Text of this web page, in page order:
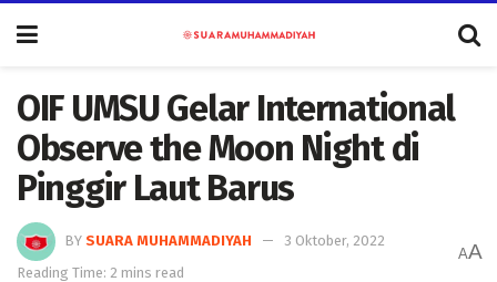
OIF UMSU Gelar International
Observe the Moon Night di
Pinggir Laut Barus
BY SUARA MUHAMMADIYAH
3 Oktober, 2022
Reading Time: 2 mins read
AA